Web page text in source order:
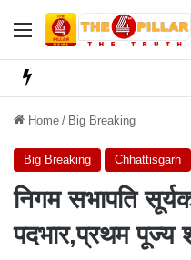
Menu
Home / Big Breaking
Big Breaking Chhattisgarh
निगम सभापति
पदभार,प्रथम पूज्य